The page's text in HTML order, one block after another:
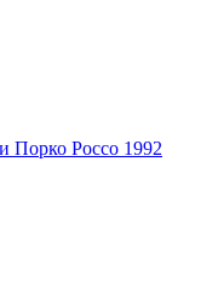
Порко Россо 1992